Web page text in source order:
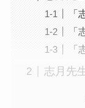
「
志月先